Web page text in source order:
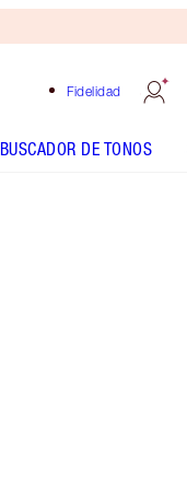
Fidelidad
BUSCADOR DE TONOS